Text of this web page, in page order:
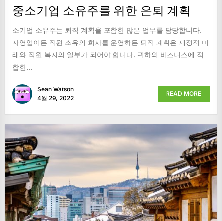
중소기업 소유주를 위한 은퇴 계획
소기업 소유주는 퇴직 계획을 포함한 많은 업무를 담당합니다.
자영업이든 직원 소유의 회사를 운영하든 퇴직 계획은 재정적 미
래와 직원 복지의 일부가 되어야 합니다. 귀하의 비즈니스에 적
합한...
Sean Watson
4월 29, 2022
READ MORE